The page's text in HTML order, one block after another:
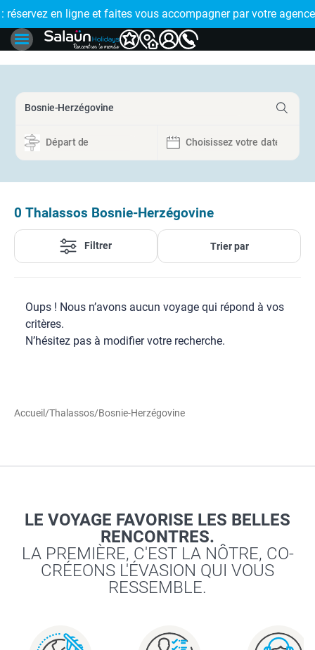
!
: réservez en ligne et faites vous accompagner par votre
🤩
0 Thalassos Bosnie-Herzégovine
Filtrer Trier par
Oups ! Nous n’avons aucun voyage qui répond à vos
critères.
N’hésitez pas à modifier votre recherche.
Accueil /Thalassos/Bosnie-Herzégovine
LE VOYAGE FAVORISE LES BELLES
RENCONTRES.
LA PREMIÈRE, C'EST LA NÔTRE, CO-
CRÉEONS L'ÉVASION QUI VOUS
RESSEMBLE.